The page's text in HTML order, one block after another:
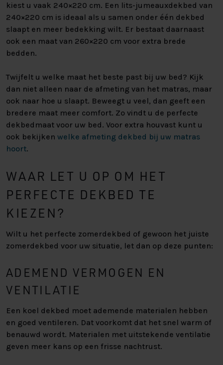
kiest u vaak 240×220 cm. Een lits-jumeauxdekbed van
240×220 cm is ideaal als u samen onder één dekbed
slaapt en meer bedekking wilt. Er bestaat daarnaast
ook een maat van 260×220 cm voor extra brede
bedden.
Twijfelt u welke maat het beste past bij uw bed? Kijk
dan niet alleen naar de afmeting van het matras, maar
ook naar hoe u slaapt. Beweegt u veel, dan geeft een
bredere maat meer comfort. Zo vindt u de perfecte
dekbedmaat voor uw bed. Voor extra houvast kunt u
ook bekijken welke afmeting dekbed bij uw matras
hoort.
WAAR LET U OP OM HET
PERFECTE DEKBED TE
KIEZEN?
Wilt u het perfecte zomerdekbed of gewoon het juiste
zomerdekbed voor uw situatie, let dan op deze punten:
ADEMEND VERMOGEN EN
VENTILATIE
Een koel dekbed moet ademende materialen hebben
en goed ventileren. Dat voorkomt dat het snel warm of
benauwd wordt. Materialen met uitstekende ventilatie
geven meer kans op een frisse nachtrust.